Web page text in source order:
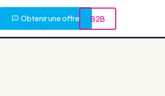
Obtenir une offre B2B